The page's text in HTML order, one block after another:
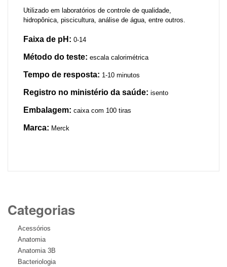
Utilizado em laboratórios de controle de qualidade,
hidropônica, piscicultura, análise de água, entre outros.
Faixa de pH: 0-14
Método do teste: escala calorimétrica
Tempo de resposta: 1-10 minutos
Registro no ministério da saúde: isento
Embalagem: caixa com 100 tiras
Marca: Merck
Categorias
Acessórios
Anatomia
Anatomia 3B
Bacteriologia